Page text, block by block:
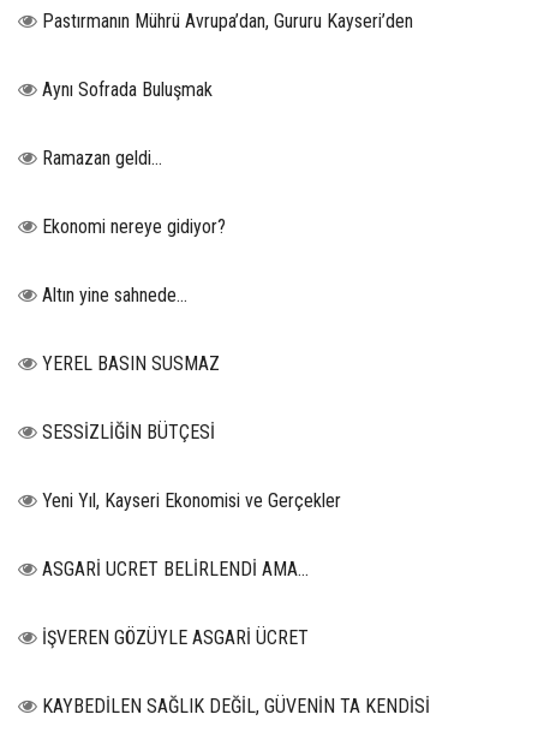
Pastırmanın Mührü Avrupa’dan, Gururu Kayseri’den
Aynı Sofrada Buluşmak
Ramazan geldi…
Ekonomi nereye gidiyor?
Altın yine sahnede…
YEREL BASIN SUSMAZ
SESSİZLİĞİN BÜTÇESİ
Yeni Yıl, Kayseri Ekonomisi ve Gerçekler
ASGARİ UCRET BELİRLENDİ AMA...
İŞVEREN GÖZÜYLE ASGARİ ÜCRET
KAYBEDİLEN SAĞLIK DEĞİL, GÜVENİN TA KENDİSİ